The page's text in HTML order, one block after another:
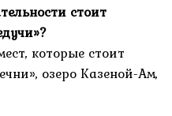
стоит
которые стоит
озеро Казеной-Ам,